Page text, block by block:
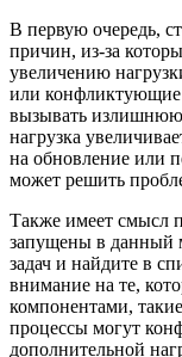
В первую очередь,
причин, из-за
увеличению
или конфликтующие
вызывать излишнюю
нагрузка
на обновление или
может решить
Также имеет смысл
запущены в данный
задач и найдите в
внимание на те,
компонентами,
процессы могут
дополнительной